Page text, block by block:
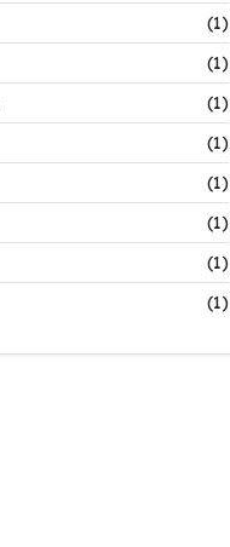
(1)
(1)
(1)
(1)
(1)
(1)
(1)
(1)